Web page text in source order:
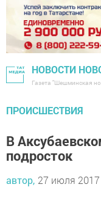
НОВОСТИ
Газета "Шешминская
ПРОИСШЕСТВИЯ
В
подросток
автор, 27 июля 2017